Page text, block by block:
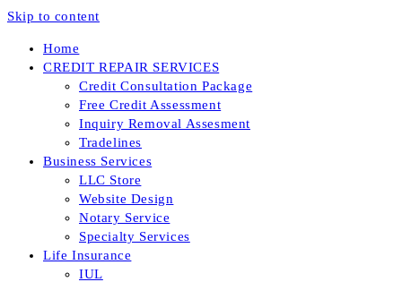
Skip to content
Home
CREDIT REPAIR SERVICES
Credit Consultation Package
Free Credit Assessment
Inquiry Removal Assesment
Tradelines
Business Services
LLC Store
Website Design
Notary Service
Specialty Services
Life Insurance
IUL